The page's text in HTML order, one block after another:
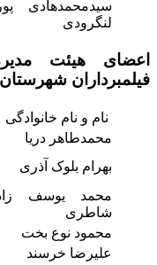
سیدمحمدهادی
لنگرودی
اعضای هیئت
فیلمبرداران شهرستان
نام و نام خانوادگی
محمدطاهر دریا
بهرام بلوک آذری
محمد یوسف
شاطری
محمود نوع بخت
علیرضا خرسند